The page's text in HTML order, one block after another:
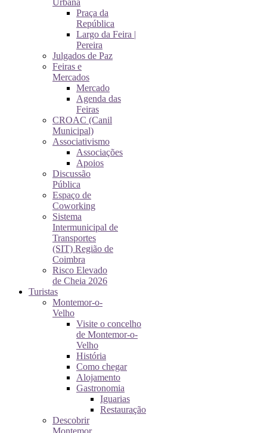
Urbana
Praça da
República
Largo da Feira |
Pereira
Julgados de Paz
Feiras e
Mercados
Mercado
Agenda das
Feiras
CROAC (Canil
Municipal)
Associativismo
Associações
Apoios
Discussão
Pública
Espaço de
Coworking
Sistema
Intermunicipal de
Transportes
(SIT) Região de
Coimbra
Risco Elevado
de Cheia 2026
Turistas
Montemor-o-
Velho
Visite o concelho
de Montemor-o-
Velho
História
Como chegar
Alojamento
Gastronomia
Iguarias
Restauração
Descobrir
Montemor